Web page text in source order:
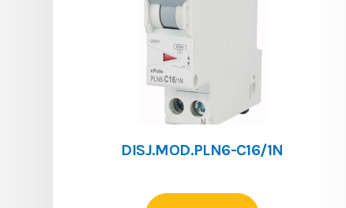
DISJ.MOD.PLN6-C16/1N